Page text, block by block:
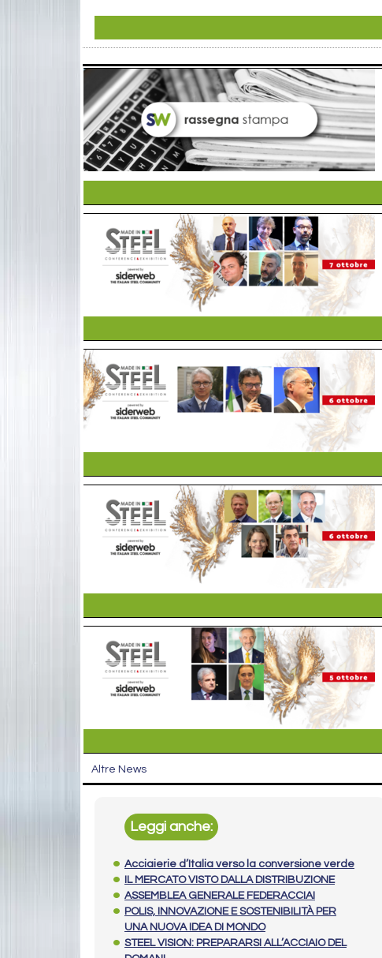
Altre News
Leggi anche:
Acciaierie d’Italia verso la conversione verde
IL MERCATO VISTO DALLA DISTRIBUZIONE
ASSEMBLEA GENERALE FEDERACCIAI
POLIS, INNOVAZIONE E SOSTENIBILITÀ PER
UNA NUOVA IDEA DI MONDO
STEEL VISION: PREPARARSI ALL’ACCIAIO DEL